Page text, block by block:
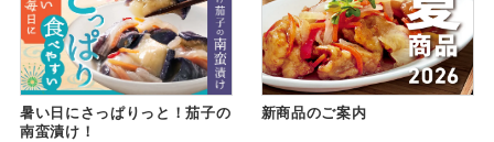
暑い日にさっぱりっと！茄子の
南蛮漬け！
新商品のご案内